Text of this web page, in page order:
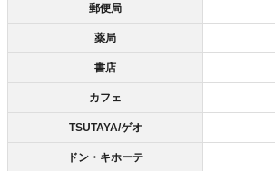
郵便局
薬局
書店
カフェ
TSUTAYA/ゲオ
ドン・キホーテ